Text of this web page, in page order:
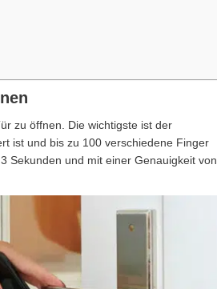
zu öffnen. Die wichtigste ist der
ist und bis zu 100 verschiedene Finger
Sekunden und mit einer Genauigkeit von